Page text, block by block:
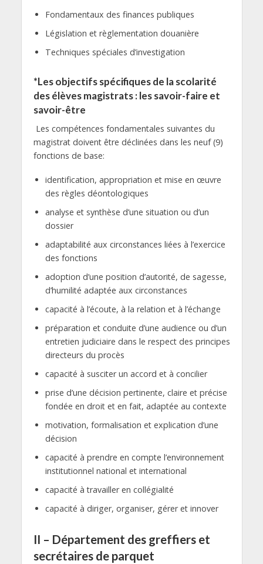
Fondamentaux des finances publiques
Législation et règlementation douanière
Techniques spéciales d’investigation
*Les objectifs spécifiques de la scolarité
des élèves magistrats : les savoir-faire et
savoir-être
Les compétences fondamentales suivantes du
magistrat doivent être déclinées dans les neuf (9)
fonctions de base:
identification, appropriation et mise en œuvre
des règles déontologiques
analyse et synthèse d’une situation ou d’un
dossier
adaptabilité aux circonstances liées à l’exercice
des fonctions
adoption d’une position d’autorité, de sagesse,
d’humilité adaptée aux circonstances
capacité à l’écoute, à la relation et à l’échange
préparation et conduite d’une audience ou d’un
entretien judiciaire dans le respect des principes
directeurs du procès
capacité à susciter un accord et à concilier
prise d’une décision pertinente, claire et précise
fondée en droit et en fait, adaptée au contexte
motivation, formalisation et explication d’une
décision
capacité à prendre en compte l’environnement
institutionnel national et international
capacité à travailler en collégialité
capacité à diriger, organiser, gérer et innover
II – Département des greffiers et
secrétaires de parquet